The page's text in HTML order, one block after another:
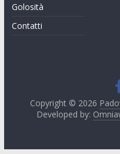
Golosità
Contatti
Copyright © 2026
Developed by: